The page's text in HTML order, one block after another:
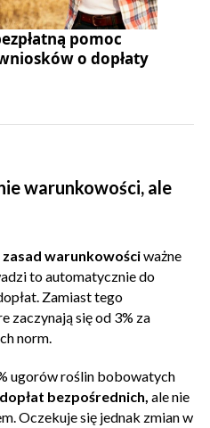
pomoc
o dopłaty
warunkowości, ale
zasad warunkowościważne
to automatycznie do
Zamiast tego
zaczynają się od 3% za
norm.
ugorów roślin bobowatych
dopłat bezpośrednich, ale nie
Oczekuje się jednak zmian w